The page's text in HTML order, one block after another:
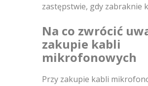
zastępstwie, gdy zabraknie
Na co zwrócić
zakupie kabli
mikrofonowych
Przy zakupie kabli